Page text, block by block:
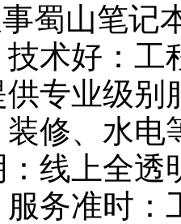
蜀山笔记
术好：
专业级别
修、水电
线上全
务准时：